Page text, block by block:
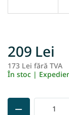
209 Lei
173 Lei fără TVA
În stoc |